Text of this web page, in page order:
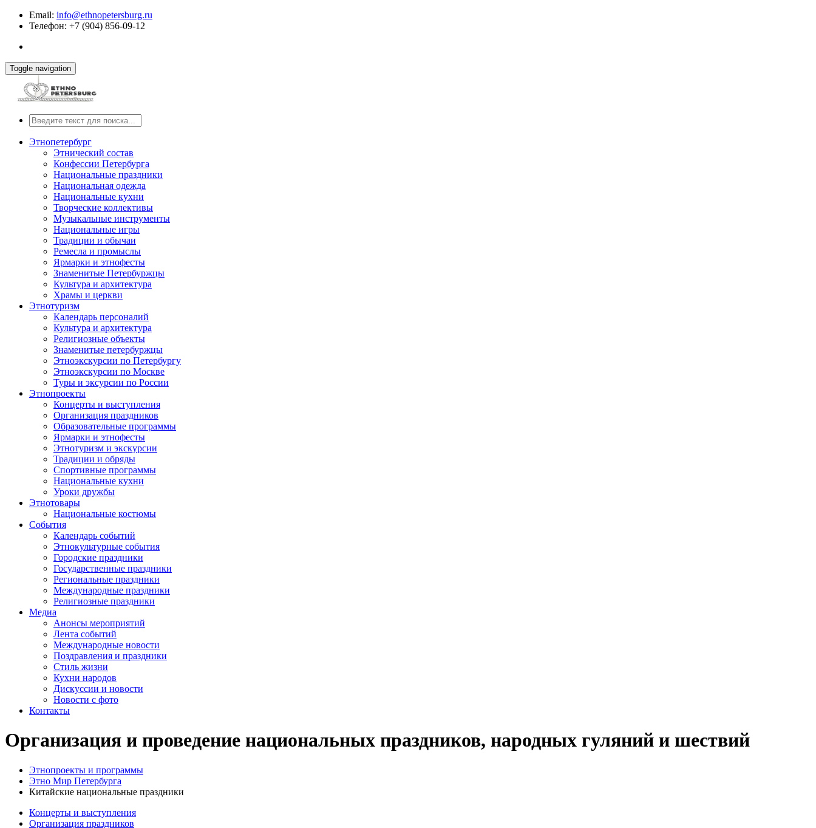
Email: info@ethnopetersburg.ru
Телефон: +7 (904) 856-09-12
Toggle navigation
Этнопетербург
Этнический состав
Конфессии Петербурга
Национальные праздники
Национальная одежда
Национальные кухни
Творческие коллективы
Музыкальные инструменты
Национальные игры
Традиции и обычаи
Ремесла и промыслы
Ярмарки и этнофесты
Знаменитые Петербуржцы
Культура и архитектура
Храмы и церкви
Этнотуризм
Календарь персоналий
Культура и архитектура
Религиозные объекты
Знаменитые петербуржцы
Этноэкскурсии по Петербургу
Этноэкскурсии по Москве
Туры и эксурсии по России
Этнопроекты
Концерты и выступления
Организация праздников
Образовательные программы
Ярмарки и этнофесты
Этнотуризм и экскурсии
Традиции и обряды
Спортивные программы
Национальные кухни
Уроки дружбы
Этнотовары
Национальные костюмы
События
Календарь событий
Этнокультурные события
Городские праздники
Государственные праздники
Региональные праздники
Международные праздники
Религиозные праздники
Медиа
Анонсы мероприятий
Лента событий
Международные новости
Поздравления и праздники
Cтиль жизни
Кухни народов
Дискуссии и новости
Новости с фото
Контакты
Организация и проведение национальных праздников, народных гуляний и шествий
Этнопроекты и программы
Этно Мир Петербурга
Китайские национальные праздники
Концерты и выступления
Организация праздников